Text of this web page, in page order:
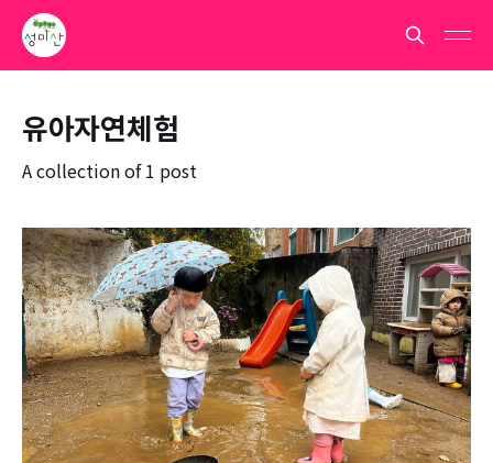
유아자연체험
A collection of 1 post